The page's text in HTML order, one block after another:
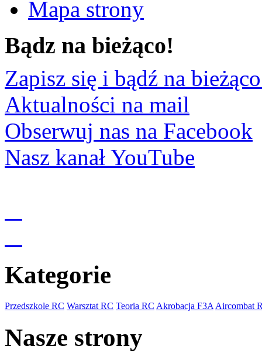
Mapa strony
Bądz na bieżąco!
Zapisz się i bądź na
Aktualności na mail
Obserwuj nas na Facebook
Nasz kanał YouTube
Kategorie
Przedszkole RC Warsztat RC Teoria RC Akrobacja F3A Aircombat
Nasze strony